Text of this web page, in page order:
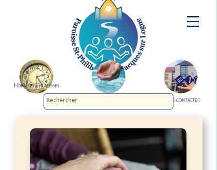
Horaires des messes
Nous contacter